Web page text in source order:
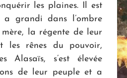
les plaines. Il est
a grandi dans l’ombre
la régente de leur
les rênes du pouvoir,
Alasaïs, s’est élevée
de leur peuple et a